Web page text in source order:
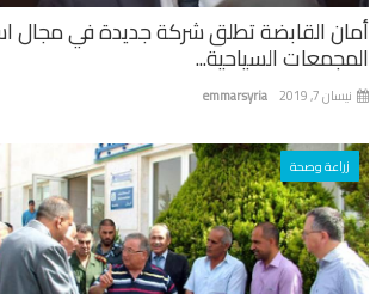
أمان القابضة تطلق شركة جديدة في مجال
المجمعات السياحية...
emmarsyria نيسان 7, 2019
زراعة وصحة